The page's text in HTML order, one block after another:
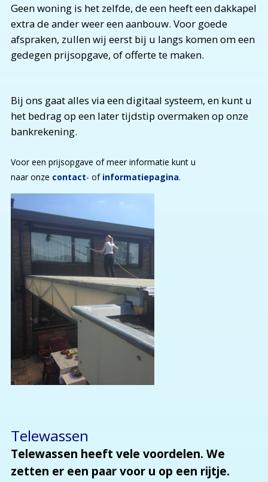
Geen woning is het zelfde, de een heeft een dakkapel
extra de ander weer een aanbouw. Voor goede
afspraken, zullen wij eerst bij u langs komen om een
gedegen prijsopgave, of offerte te maken.
Bij ons gaat alles via een digitaal systeem, en kunt u
het bedrag op een later tijdstip overmaken op onze
bankrekening.
Voor een prijsopgave of meer informatie kunt u
naar onze contact- of informatiepagina.
Telewassen
Telewassen heeft vele voordelen. We
zetten er een paar voor u op een rijtje.